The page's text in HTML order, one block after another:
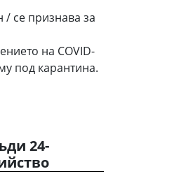
се признава за
на COVID-
под карантина.
24-